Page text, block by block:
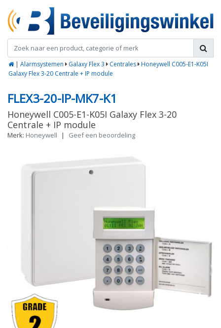
| Alarmsystemen Galaxy Flex 3 Centrales Honeywell C005-E1-K05I
Galaxy Flex 3-20 Centrale + IP module
FLEX3-20-IP-MK7-K1
Honeywell C005-E1-K05I Galaxy Flex 3-20
Centrale + IP module
Merk: Honeywell | Geef een beoordeling